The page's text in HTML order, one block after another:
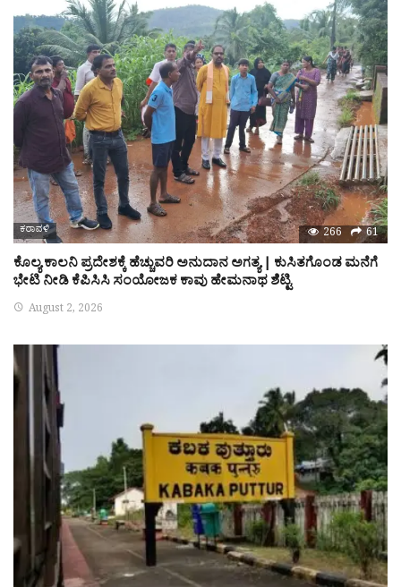
ಕರಾವಳಿ 266 61
ಕೊಲ್ಯ ಕಾಲನಿ ಪ್ರದೇಶಕ್ಕೆ ಹೆಚ್ಚುವರಿ ಅನುದಾನ ಅಗತ್ಯ | ಕುಸಿತಗೊಂಡ ಮನೆಗೆ
ಭೇಟಿ ನೀಡಿ ಕೆಪಿಸಿಸಿ ಸಂಯೋಜಕ ಕಾವು ಹೇಮನಾಥ ಶೆಟ್ಟಿ
August 2, 2026